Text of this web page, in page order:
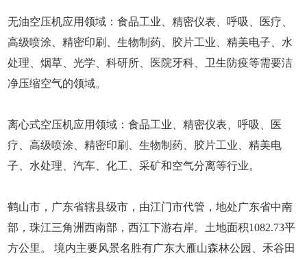
无油空压机应用领域：食品工业、精密仪表、呼吸、医疗、
高级喷涂、精密印刷、生物制药、胶片工业、精美电子、水
处理、烟草、光学、科研所、医院牙科、卫生防疫等需要洁
净压缩空气的领域。
离心式空压机应用领域：食品工业、精密仪表、呼吸、医
疗、高级喷涂、精密印刷、生物制药、胶片工业、精美电
子、水处理、汽车、化工、采矿和空气分离等行业。
鹤山市，广东省辖县级市，由江门市代管，地处广东省中南
部，珠江三角洲西南部，西江下游右岸。土地面积1082.73平
方公里。 境内主要风景名胜有广东大雁山森林公园、禾谷田